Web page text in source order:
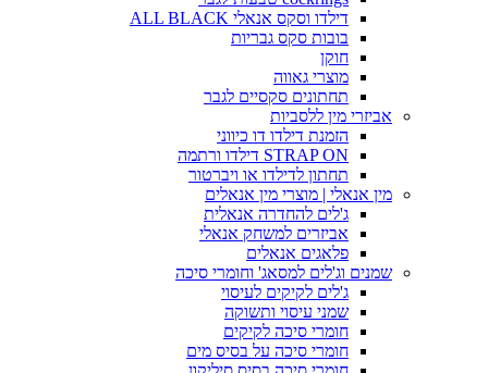
דילדו וסקס אנאלי ALL BLACK
בובות סקס גבריות
חוקן
מוצרי גאווה
תחתונים סקסיים לגבר
אביזרי מין ללסביות
הזמנת דילדו דו כיווני
STRAP ON דילדו ורתמה
תחתון לדילדו או ויברטור
מין אנאלי | מוצרי מין אנאלים
ג'לים להחדרה אנאלית
אביזרים למשחק אנאלי
פלאגים אנאלים
שמנים וג'לים למסאג' וחומרי סיכה
ג'לים לקיקים לעיסוי
שמני עיסוי ותשוקה
חומרי סיכה לקיקים
חומרי סיכה על בסיס מים